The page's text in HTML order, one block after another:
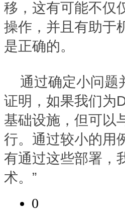
移，这有可能不仅
操作，并且有助于
是正确的。
通过确定小问题
证明，如果我们为
基础设施，但可以
行。通过较小的用
有通过这些部署，
术。”
0